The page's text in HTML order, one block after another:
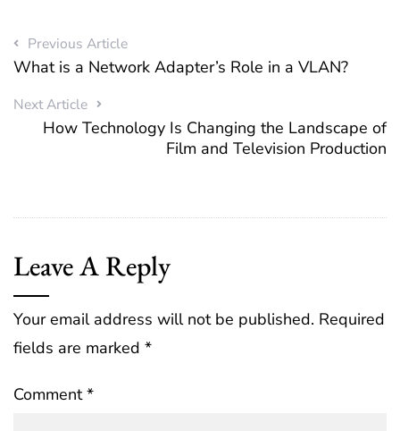
Previous Article
What is a Network Adapter’s Role in a VLAN?
Next Article
How Technology Is Changing the Landscape of
Film and Television Production
Leave A Reply
Your email address will not be published. Required
fields are marked *
Comment*